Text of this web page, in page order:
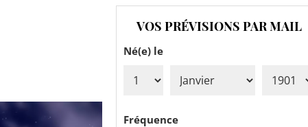
VOS PRÉVISIONS PAR MAIL
Né(e) le
Fréquence